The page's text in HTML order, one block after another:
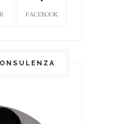
FACEBOOK